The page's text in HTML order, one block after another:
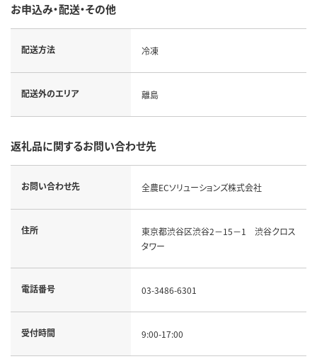
お申込み・配送・その他
配送方法 冷凍
配送外のエリア 離島
返礼品に関するお問い合わせ先
お問い合わせ先 全農ECソリューションズ株式会社
住所
東京都渋谷区渋谷2－15－1 渋谷クロス
タワー
電話番号 03-3486-6301
受付時間 9:00-17:00